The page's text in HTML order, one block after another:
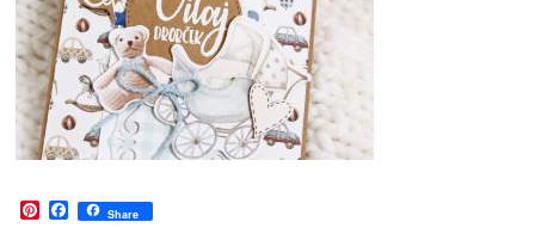
Pinterest
Facebook
Share